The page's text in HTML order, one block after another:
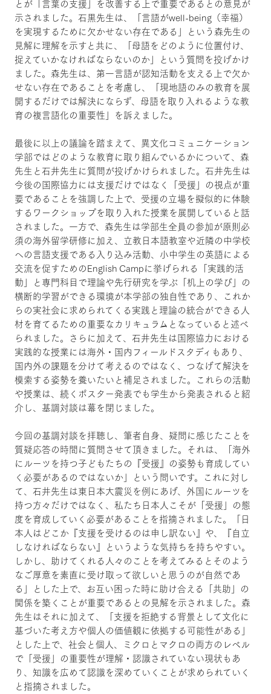
とが「言葉の支援」を改善する上で重要であるとの意見が
示されました。石黒先生は、「言語がwell-being（幸福）
を実現するために欠かせない存在である」という森先生の
見解に理解を示すと共に、「母語をどのように位置付け、
捉えていかなければならないのか」という質問を投げかけ
ました。森先生は、第一言語が認知活動を支える上で欠か
せない存在であることを考慮し、「現地語のみの教育を展
開するだけでは解決にならず、母語を取り入れるような教
育の複言語化の重要性」を訴えました。
最後に以上の議論を踏まえて、異文化コミュニケーション
学部ではどのような教育に取り組んでいるかについて、森
先生と石井先生に質問が投げかけられました。石井先生は
今後の国際協力には支援だけではなく「受援」の視点が重
要であることを強調した上で、受援の立場を擬似的に体験
するワークショップを取り入れた授業を展開していると話
されました。一方で、森先生は学部生全員の参加が原則必
須の海外留学研修に加え、立教日本語教室や近隣の中学校
への言語支援である入り込み活動、小中学生の英語による
交流を促すためのEnglish Campに挙げられる「実践的活
動」と専門科目で理論や先行研究を学ぶ「机上の学び」の
横断的学習ができる環境が本学部の独自性であり、これか
らの実社会に求められてくる実践と理論の統合ができる人
材を育てるための重要なカリキュラムとなっていると述べ
られました。さらに加えて、石井先生は国際協力における
実践的な授業には海外・国内フィールドスタディもあり、
国内外の課題を分けて考えるのではなく、つなげて解決を
模索する姿勢を養いたいと補足されました。これらの活動
や授業は、続くポスター発表でも学生から発表されると紹
介し、基調対談は幕を閉じました。
今回の基調対談を拝聴し、筆者自身、疑問に感じたことを
質疑応答の時間に質問させて頂きました。それは、「海外
にルーツを持つ子どもたちの『受援』の姿勢も育成してい
く必要があるのではないか」という問いです。これに対し
て、石井先生は東日本大震災を例にあげ、外国にルーツを
持つ方々だけではなく、私たち日本人こそが「受援」の態
度を育成していく必要があることを指摘されました。「日
本人はどこか『支援を受けるのは申し訳ない』や、『自立
しなければならない』というような気持ちを持ちやすい。
しかし、助けてくれる人々のことを考えてみるとそのよう
なご厚意を素直に受け取って欲しいと思うのが自然であ
る」とした上で、お互い困った時に助け合える「共助」の
関係を築くことが重要であるとの見解を示されました。森
先生はそれに加えて、「支援を拒絶する背景として文化に
基づいた考え方や個人の価値観に依拠する可能性がある」
とした上で、社会と個人、ミクロとマクロの両方のレベル
で「受援」の重要性が理解・認識されていない現状もあ
り、知識を広めて認識を深めていくことが求められていく
と指摘されました。